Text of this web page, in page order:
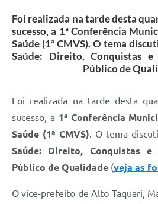
Foi realizada na tarde desta
sucesso, a 1ª Conferência
Saúde (1ª CMVS). O tema
Saúde: Direito, Conquistas
Público de
Foi realizada na tarde desta
sucesso, a 1ª Conferência
Saúde (1ª CMVS). O tema
Saúde: Direito, Conquistas
Público de Qualidade (veja as
O vice-prefeito de Alto Taquari,